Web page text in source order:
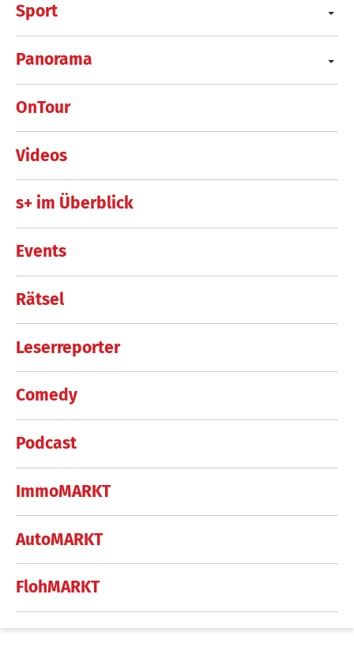
Sport
Panorama
OnTour
Videos
s+ im Überblick
Events
Rätsel
Leserreporter
Comedy
Podcast
ImmoMARKT
AutoMARKT
FlohMARKT